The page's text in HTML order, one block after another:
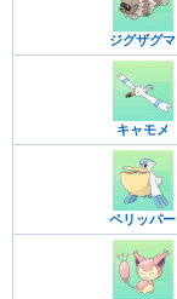
ジグザグマ
キャモメ
ペリッパー